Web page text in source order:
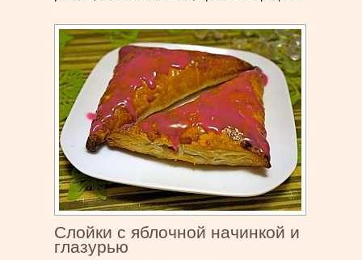
Слойки с яблочной начинкой и
глазурью